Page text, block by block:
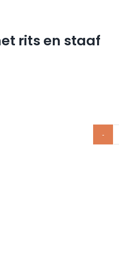
rits en staaf